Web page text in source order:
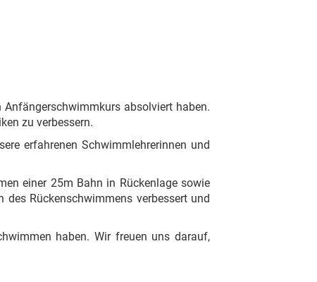
absolviert haben.
zu verbessern.
erfahrenen Schwimmlehrerinnen und
einer 25m Bahn in Rückenlage sowie
Rückenschwimmens verbessert und
haben. Wir freuen uns darauf,